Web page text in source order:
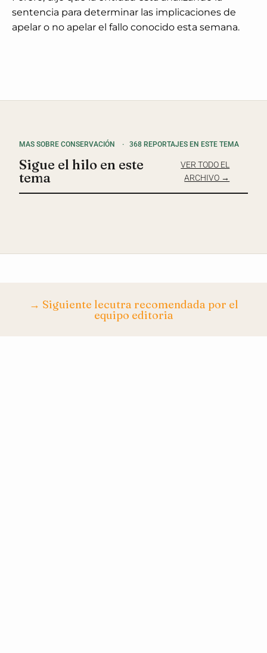
sentencia para determinar las implicaciones de
apelar o no apelar el fallo conocido esta semana.
MAS SOBRE CONSERVACIÓN · 368 REPORTAJES EN ESTE TEMA
Sigue el hilo en este
tema
VER TODO EL
ARCHIVO →
→ Siguiente lecutra recomendada por el
equipo editoria